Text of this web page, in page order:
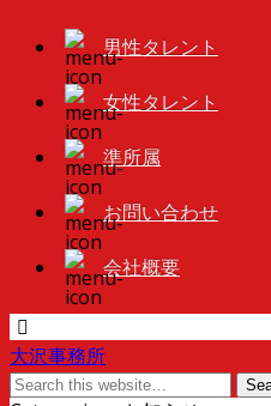
男性タレント
女性タレント
準所属
お問い合わせ
会社概要
大沢事務所